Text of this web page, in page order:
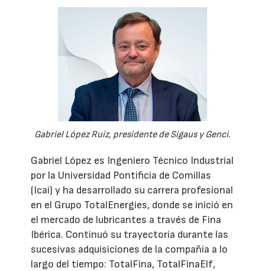
Gabriel López Ruiz, presidente de Sigaus y Genci.
Gabriel López es Ingeniero Técnico Industrial
por la Universidad Pontificia de Comillas
(Icai) y ha desarrollado su carrera profesional
en el Grupo TotalEnergies, donde se inició en
el mercado de lubricantes a través de Fina
Ibérica. Continuó su trayectoria durante las
sucesivas adquisiciones de la compañía a lo
largo del tiempo: TotalFina, TotalFinaElf,